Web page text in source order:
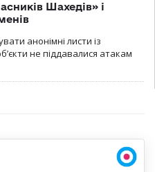
Шахедів» і
анонімні листи із
не піддавалися атакам